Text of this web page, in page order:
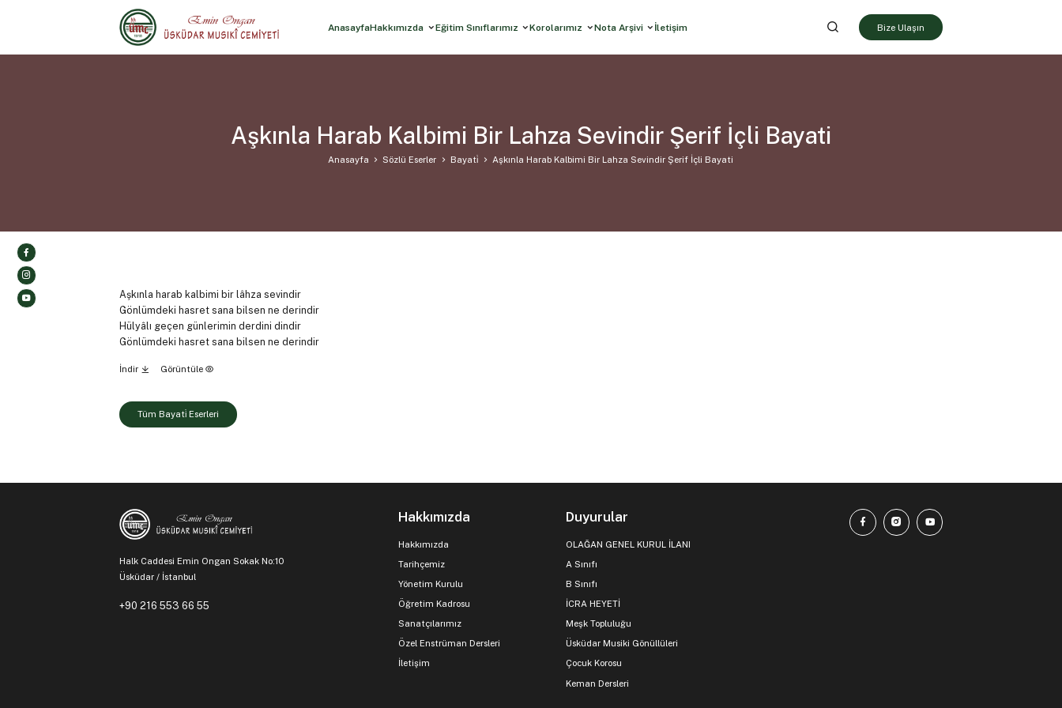
AnasayfaHakkımızda Eğitim Sınıflarımız Korolarımız Nota Arşivi İletişim Bize Ulaşın
Aşkınla Harab Kalbimi Bir Lahza Sevindir Şerif İçli Bayati
Anasayfa Sözlü Eserler Bayati̇ Aşkınla Harab Kalbimi Bir Lahza Sevindir Şerif İçli Bayati
Aşkınla harab kalbimi bir lâhza sevindir
Gönlümdeki hasret sana bilsen ne derindir
Hülyâlı geçen günlerimin derdini dindir
Gönlümdeki hasret sana bilsen ne derindir
İndir Görüntüle
Tüm Bayati̇ Eserleri
Halk Caddesi Emin Ongan Sokak No:10
Üsküdar / İstanbul
+90 216 553 66 55
Hakkımızda
Hakkımızda
Tarihçemiz
Yönetim Kurulu
Öğretim Kadrosu
Sanatçılarımız
Özel Enstrüman Dersleri
İletişim
Duyurular
OLAĞAN GENEL KURUL İLANI
A Sınıfı
B Sınıfı
İCRA HEYETİ
Meşk Topluluğu
Üsküdar Musiki Gönüllüleri
Çocuk Korosu
Keman Dersleri